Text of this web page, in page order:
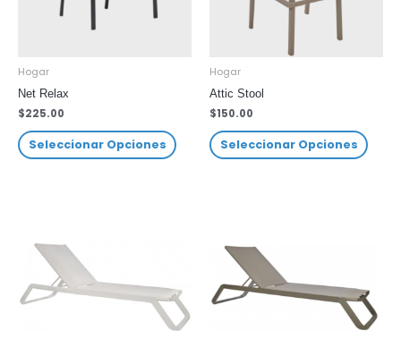
Hogar
Net Relax
$225.00
Seleccionar Opciones
Hogar
Attic Stool
$150.00
Seleccionar Opciones